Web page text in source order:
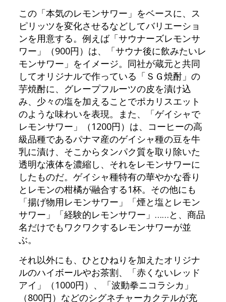
この「本気のレモンサワー」をベースに、ス
ピリッツを変化させるなどしてバリエーショ
ンを用意する。例えば「サウナーズレモンサ
ワー」（900円）は、「サウナ後に飲みたいレ
モンサワー」をイメージ。同社が蔵元と共同
してオリジナルで作っている「ＳＧ焼酎」の
芋焼酎に、グレープフルーツの皮を漬け込
み、少々の塩を加えることでポカリスエット
のような味わいを表現。また、「ゲイシャで
レモンサワー」（1200円）は、コーヒーの高
級品種であるパナマ産のゲイシャ種の豆を牛
乳に漬け、そこからタンパク質を取り除いた
透明な液体を濃縮し、それをレモンサワーに
したものだ。ゲイシャ種特有の華やかな香り
とレモンの柑橘が融合する1杯。その他にも
「揚げ物用レモンサワー」「煙と塩とレモン
サワー」「経験的レモンサワー」……と、商品
名だけでもワクワクするレモンサワーが並
ぶ。
それ以外にも、ひとひねりを加えたオリジナ
ルのハイボールやお茶割、「赤くないレッド
アイ」（1000円）、「波動拳ニコラシカ」
（800円）などのシグネチャーカクテルが充